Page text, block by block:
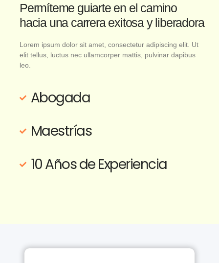
Permíteme guiarte en el camino
hacia una carrera exitosa y liberadora
Lorem ipsum dolor sit amet, consectetur adipiscing elit. Ut
elit tellus, luctus nec ullamcorper mattis, pulvinar dapibus
leo.
Abogada
Maestrías
10 Años de Experiencia